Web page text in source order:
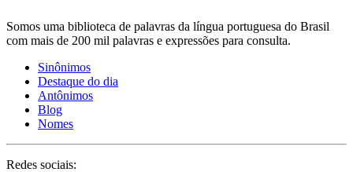
Somos uma biblioteca de palavras da língua portuguesa do Brasil
com mais de 200 mil palavras e expressões para consulta.
Sinônimos
Destaque do dia
Antônimos
Blog
Nomes
Redes sociais: